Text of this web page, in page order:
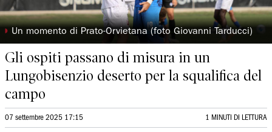
◗ Un momento di Prato-Orvietana (foto Giovanni Tarducci)
Gli ospiti passano di misura in un
Lungobisenzio deserto per la squalifica del
campo
07 settembre 2025 17:15 1 MINUTI DI LETTURA